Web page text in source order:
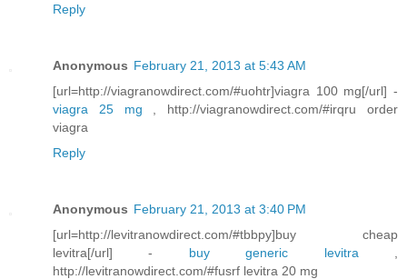
Reply
Anonymous February 21, 2013 at 5:43 AM
[url=http://viagranowdirect.com/#uohtr]viagra 100 mg[/url] -
viagra 25 mg , http://viagranowdirect.com/#irqru order
viagra
Reply
Anonymous February 21, 2013 at 3:40 PM
[url=http://levitranowdirect.com/#tbbpy]buy cheap
levitra[/url] - buy generic levitra
http://levitranowdirect.com/#fusrf levitra 20 mg